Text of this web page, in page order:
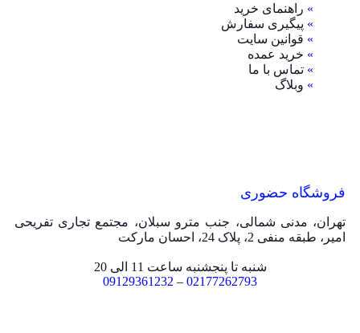
» راهنمای خرید
» پیگیری سفارش
» قوانین سایت
» خرید عمده
» تماس با ما
» وبلاگ
فروشگاه حضوری
تهران، مدنی شمالی، جنب مترو سبلان، مجتمع تجاری تفریحی
امیر، طبقه منفی 2، پلاک 24، احسان مارکت
شنبه تا پنجشنبه ساعت 11 الی 20
02177262793
–
09129361232